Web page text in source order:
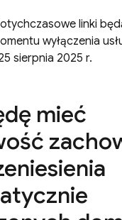
linki
wyłączenia
sierpnia 2025 r.
mieć